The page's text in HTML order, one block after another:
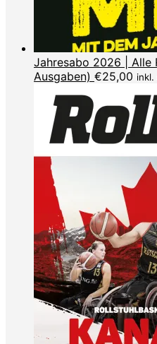
Jahresabo 2026 | Alle
Ausgaben) €25,00